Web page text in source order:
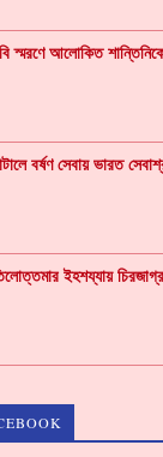
স্মরণে আলোকিত
বর্ষণ সেবায় ভারত
ইহশয্যায়